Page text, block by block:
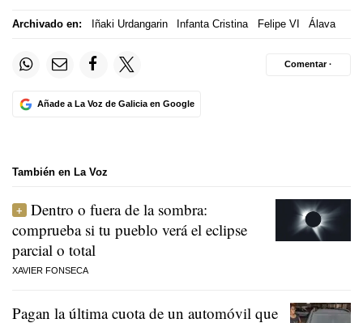
Archivado en: Iñaki Urdangarin Infanta Cristina Felipe VI Álava
Añade a La Voz de Galicia en Google
Comentar ·
También en La Voz
Dentro o fuera de la sombra:
comprueba si tu pueblo verá el eclipse
parcial o total
XAVIER FONSECA
Pagan la última cuota de un automóvil que